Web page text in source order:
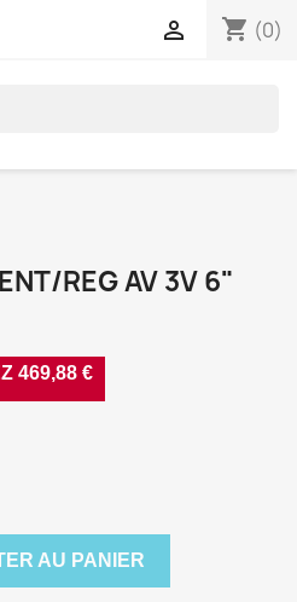
shopping_cart (0)

REG AV 3V 6"
469,88 €
AU PANIER